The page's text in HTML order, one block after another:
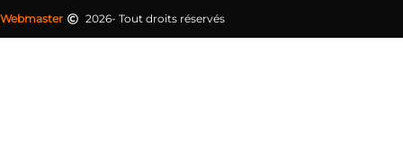
Webmaster 2026- Tout droits réservés